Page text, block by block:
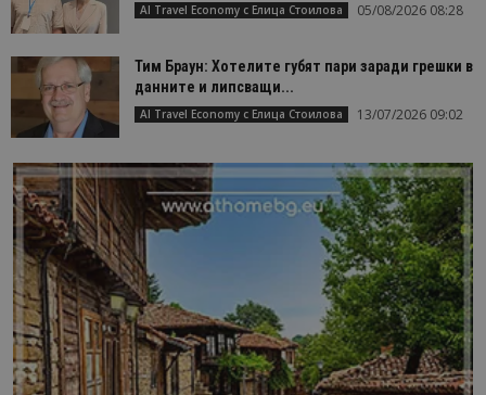
AI Travel Economy с Елица Стоилова 05/08/2026 08:28
Тим Браун: Хотелите губят пари заради грешки в
данните и липсващи...
AI Travel Economy с Елица Стоилова 13/07/2026 09:02